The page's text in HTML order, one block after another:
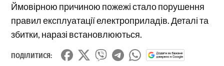
Ймовірною причиною пожежі стало порушення
правил експлуатації електроприладів. Деталі та
збитки, наразі встановлюються.
ПОДІЛИТИСЯ: